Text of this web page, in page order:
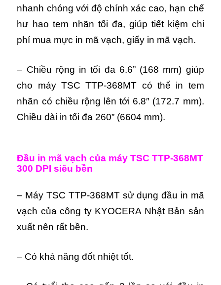
nhanh chóng với độ chính xác cao, hạn chế
hư hao tem nhãn tối đa, giúp tiết kiệm chi
phí mua mực in mã vạch, giấy in mã vạch.
– Chiều rộng in tối đa 6.6” (168 mm) giúp
cho máy TSC TTP-368MT có thể in tem
nhãn có chiều rộng lên tới 6.8″ (172.7 mm).
Chiều dài in tối đa 260” (6604 mm).
Đầu in mã vạch của máyTSC TTP-368MT
300 DPIsiêu bền
– Máy TSC TTP-368MT sử dụng đầu in mã
vạch của công ty KYOCERA Nhật Bản sản
xuất nên rất bền.
– Có khả năng đốt nhiệt tốt.